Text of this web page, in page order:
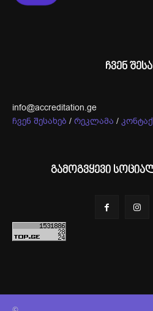
ჩვენ
info@accreditation.ge
ჩვენ შესახებ / რეკლამა /
გამოგვყევი